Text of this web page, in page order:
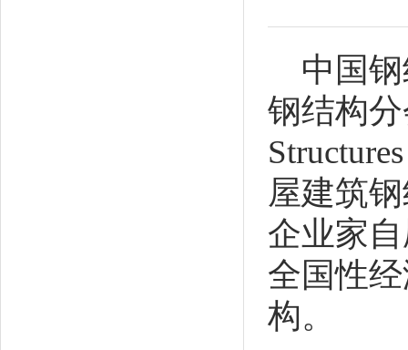
中国
钢结构分
屋建筑
企业家
全国性
构。